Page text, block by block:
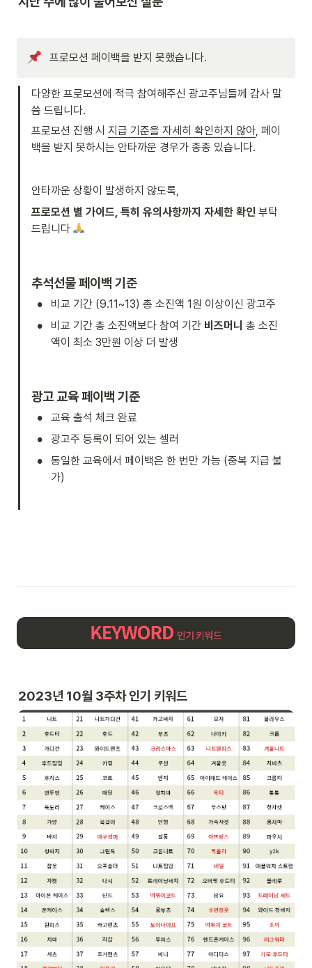
프로모션 페이백을 받지 못했습니다.
다양한 프로모션에 적극 참여해주신 광고주님들께 감사 말
씀 드립니다.
프로모션 진행 시 지급 기준을 자세히 확인하지 않아 , 페이
백을 받지 못하시는 안타까운 경우가 종종 있습니다.
안타까운 상황이 발생하지 않도록,
프로모션 별 가이드, 특히 유의사항까지 자세한 확인 부탁
드립니다
추석선물 페이백 기준
• 비교 기간 (9.11~13) 총 소진액 1원 이상이신 광고주
• 비교 기간 총 소진액보다 참여 기간 비즈머니 총 소진
액이 최소 3만원 이상 더 발생
광고 교육 페이백 기준
• 교육 출석 체크 완료
• 광고주 등록이 되어 있는 셀러
•
동일한 교육에서 페이백은 한 번만 가능 (중복 지급 불
가)
2023년 10월 3주차 인기 키워드